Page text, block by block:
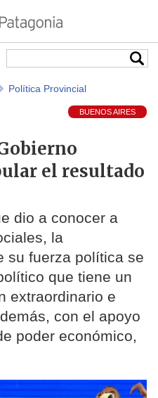
Política Provincial
BUENOS AIRES
el resultado
dio a conocer a
la
su fuerza política se
que tiene un
extraordinario e
con el apoyo
poder económico,